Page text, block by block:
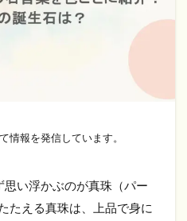
情報を発信しています。
い浮かぶのが真珠（パー
たえる真珠は、上品で身に